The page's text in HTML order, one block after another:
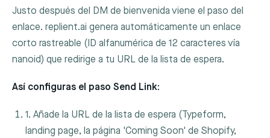
Justo después del DM de bienvenida viene el paso del
enlace. replient.ai genera automáticamente un enlace
corto rastreable (ID alfanumérica de 12 caracteres vía
nanoid) que redirige a tu URL de la lista de espera.
Así configuras el paso Send Link:
1. Añade la URL de la lista de espera (Typeform,
landing page, la página 'Coming Soon' de Shopify,